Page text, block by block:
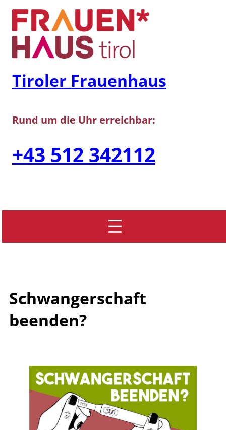
Zum
Inhalt
springen
Tiroler Frauenhaus
Rund um die Uhr erreichbar:
+43 512 342112
Schwangerschaft
beenden?